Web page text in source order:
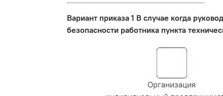
Вариант приказа 1 В случае когда
безопасности работника пункта
Организация